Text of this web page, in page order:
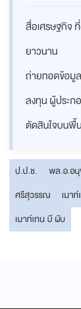
สื่อเศรษฐกิจ
ยาวนาน
ถ่ายทอดข้อมู
ลงทุน ผู้ประก
ตัดสินใจบนพื้น
ป.ป.ช. พล.อ.อ
ศรีสุวรรณ
เมา
เมาท์เทน บี ผับ